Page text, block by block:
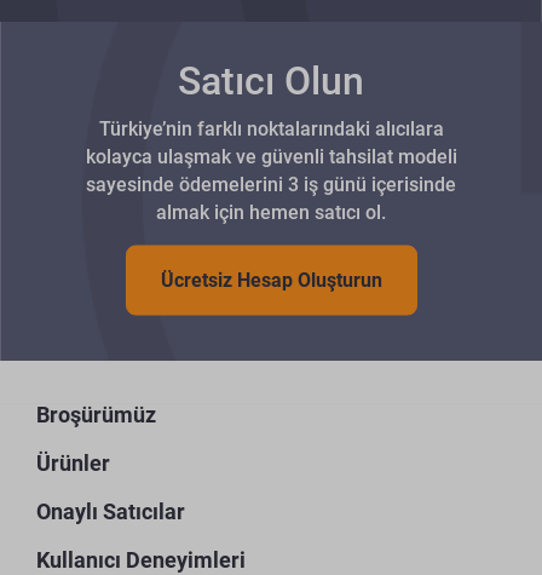
Satıcı Olun
Türkiye’nin farklı noktalarındaki alıcılara
kolayca ulaşmak ve güvenli tahsilat modeli
sayesinde ödemelerini 3 iş günü içerisinde
almak için hemen satıcı ol.
Ücretsiz Hesap Oluşturun
Broşürümüz
Ürünler
Onaylı Satıcılar
Kullanıcı Deneyimleri